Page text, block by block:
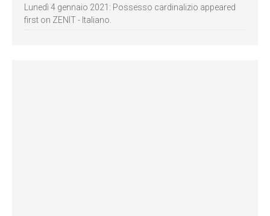
Lunedì 4 gennaio 2021: Possesso cardinalizio appeared
first on ZENIT - Italiano.